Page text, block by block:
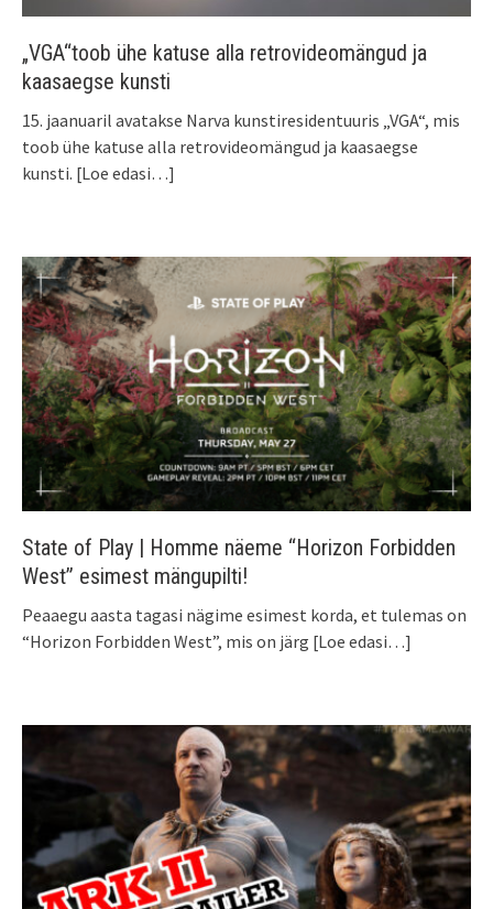
„VGA“toob ühe katuse alla retrovideomängud ja
kaasaegse kunsti
15. jaanuaril avatakse Narva kunstiresidentuuris „VGA“, mis
toob ühe katuse alla retrovideomängud ja kaasaegse
kunsti. [Loe edasi…]
State of Play | Homme näeme “Horizon Forbidden
West” esimest mängupilti!
Peaaegu aasta tagasi nägime esimest korda, et tulemas on
“Horizon Forbidden West”, mis on järg [Loe edasi…]